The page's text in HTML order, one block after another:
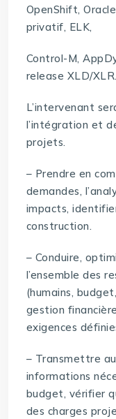
OpenShift,
privatif, ELK,
Control-M,
release XLD/XLR.
L’intervenant
l’intégration et
projets.
– Prendre en
demandes,
impacts,
construction.
– Conduire,
l’ensemble des
(humains,
gestion
exigences
– Transmettre
informations
budget, vérifier
des charges